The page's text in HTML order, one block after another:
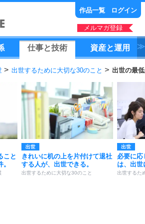
作品一覧 ログイン
メルマガ登録
仕事と技術 資産と運用
出世するために大切な30のこと 出世の最
こと
出世
きれいに机の上を片付けて退社
する人が、出世できる。
出世するために大切な30のこと
出世
必要に
は、出世
出世するた